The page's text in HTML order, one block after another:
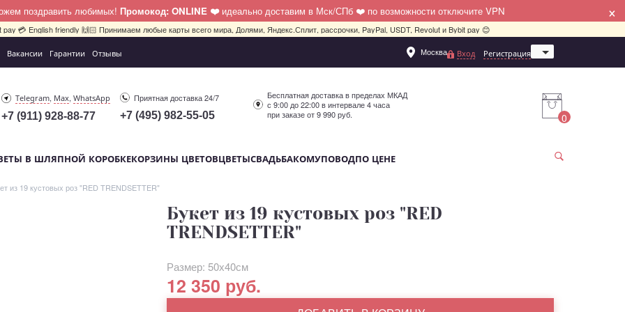
поздравить любимых! Промокод: ONLINE ❤️ идеально доставим в Мск/СПб ❤️ по возможности отключите VPN ×
💳 English friendly 🙌🏻 Принимаем любые карты всего мира, Долями, Яндекс.Сплит, рассрочки, PayPal, USDT, Revolut и Bybit pay 😊
Вакансии Гарантии Отзывы Москва
Санкт-Петербург
Вход Регистрация
Telegram, Max,WhatsApp
+7 (911) 928-88-77
Приятная доставка 24/7
+7 (495) 982-55-05
Бесплатная доставка в пределах МКАД
с 9:00 до 22:00 в интервале 4 часа
при заказе от 9 990 руб.
0
В ШЛЯПНОЙ КОРОБКЕКОРЗИНЫ ЦВЕТОВЦВЕТЫСВАДЬБАКОМУПОВОДПО ЦЕНЕ
из 19 кустовых роз "RED TRENDSETTER"
Букет из 19 кустовых роз "RED
TRENDSETTER"
Размер: 50х40см
12 350 руб.